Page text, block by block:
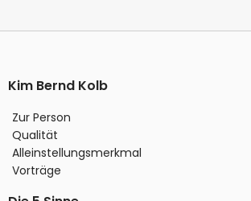
Kim Bernd Kolb
Zur Person
Qualität
Alleinstellungsmerkmal
Vorträge